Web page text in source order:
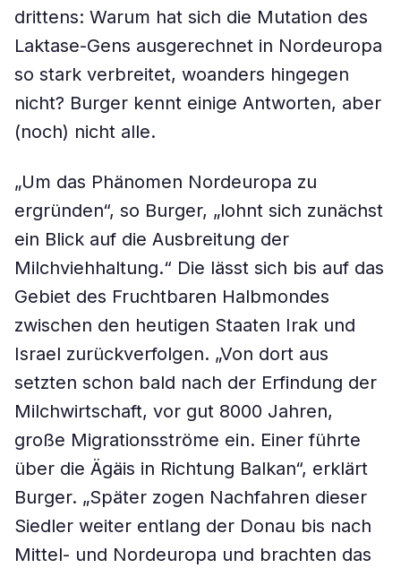
drittens: Warum hat sich die Mutation des
Laktase-Gens ausgerechnet in Nordeuropa
so stark verbreitet, woanders hingegen
nicht? Burger kennt einige Antworten, aber
(noch) nicht alle.
„Um das Phänomen Nordeuropa zu
ergründen“, so Burger, „lohnt sich zunächst
ein Blick auf die Ausbreitung der
Milchviehhaltung.“ Die lässt sich bis auf das
Gebiet des Fruchtbaren Halbmondes
zwischen den heutigen Staaten Irak und
Israel zurückverfolgen. „Von dort aus
setzten schon bald nach der Erfindung der
Milchwirtschaft, vor gut 8000 Jahren,
große Migrationsströme ein. Einer führte
über die Ägäis in Richtung Balkan“, erklärt
Burger. „Später zogen Nachfahren dieser
Siedler weiter entlang der Donau bis nach
Mittel- und Nordeuropa und brachten das